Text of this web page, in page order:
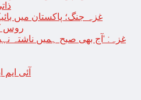
ذاتی
غزہ جنگ؛ پاکستان میں
روس
غزہ: ‘آج بھی صبح ہمیں ناشتہ
آئی